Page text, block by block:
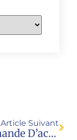
Article Suivant
La Demande D’accès À La PMA Par Les Personnes Trans (chronique Radio JPE)